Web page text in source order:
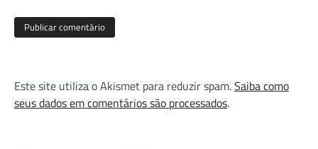
Este site utiliza o Akismet para reduzir spam.Saiba como
seus dados em comentários são processados.